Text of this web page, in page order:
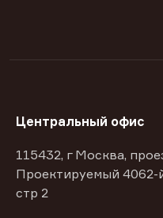
Центральный офис
115432, г Москва,
Проектируемый 4062-
стр 2